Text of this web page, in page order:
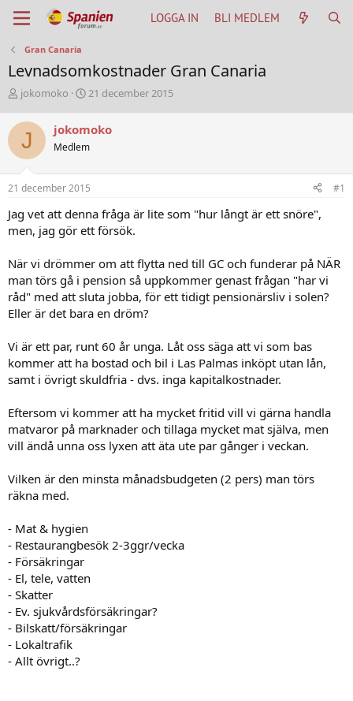
LOGGA IN BLI MEDLEM
Gran Canaria
Levnadsomkostnader Gran Canaria
T
r
a
d
t
r
t
r
jokomoko
S
r
t
a
t
m
21 december 2015
J jokomoko
Medlem
21 december 2015 #1
Jag vet att denna fråga är lite som "hur långt är ett snöre",
men, jag gör ett försök.
När vi drömmer om att flytta ned till GC och funderar på NÄR
man törs gå i pension så uppkommer genast frågan "har vi
råd" med att sluta jobba, för ett tidigt pensionärsliv i solen?
Eller är det bara en dröm?
Vi är ett par, runt 60 år unga. Låt oss säga att vi som bas
kommer att ha bostad och bil i Las Palmas inköpt utan lån,
samt i övrigt skuldfria - dvs. inga kapitalkostnader.
Eftersom vi kommer att ha mycket fritid vill vi gärna handla
matvaror på marknader och tillaga mycket mat själva, men
vill ändå unna oss lyxen att äta ute par gånger i veckan.
Vilken är den minsta månadsbudgeten (2 pers) man törs
räkna med.
- Mat & hygien
- Restaurangbesök 2-3ggr/vecka
- Försäkringar
- El, tele, vatten
- Skatter
- Ev. sjukvårdsförsäkringar?
- Bilskatt/försäkringar
- Lokaltrafik
- Allt övrigt..?